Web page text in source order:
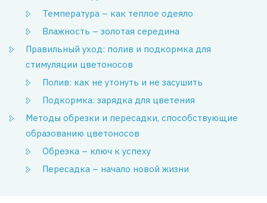
Температура – как теплое одеяло
Влажность – золотая середина
Правильный уход: полив и подкормка для
стимуляции цветоносов
Полив: как не утонуть и не засушить
Подкормка: зарядка для цветения
Методы обрезки и пересадки, способствующие
образованию цветоносов
Обрезка – ключ к успеху
Пересадка – начало новой жизни